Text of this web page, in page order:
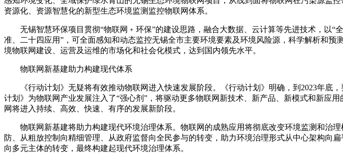
资源化、资源智慧化的新型生态环境监测监控物联网体系。
无锡智慧环保项目贯彻“物联网﹢环保”的建设思路，融合大数据、云计算等先进技术，以“
准、二十四应用”，可全面感知和动态监控无锡全市主要环境要素及环境风险源，科学解析和
境物联网建设、运营及运维的市场化和社会化模式，达到国内领先水平。
物联网新基建助力构建现代体系
《行动计划》无疑将有效推动物联网进入快速发展阶段。《行动计划》明确，到2023年底
计划》为物联网产业发展注入了“强心剂”，将驱动更多物联网新技术、新产品、新模式和新应
网将进入持续、高效、快速、有序的发展新阶段。
物联网新基建将助力构建现代环境治理体系。物联网的成熟应用将彻底改变环境监测和治
防、从粗放控制向精细管理、从政府监督向全民参与的转变，助力环境治理形式从中心架构向
向多元主体的转变，最终构建起现代环境治理体系。